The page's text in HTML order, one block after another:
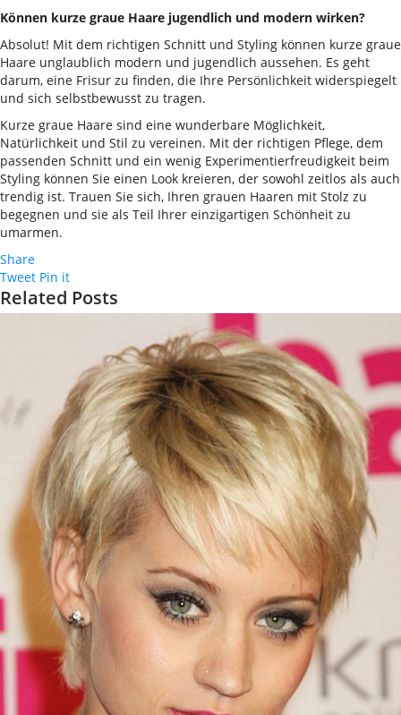
Können kurze graue Haare jugendlich und modern wirken?
Absolut! Mit dem richtigen Schnitt und Styling können kurze graue
Haare unglaublich modern und jugendlich aussehen. Es geht
darum, eine Frisur zu finden, die Ihre Persönlichkeit widerspiegelt
und sich selbstbewusst zu tragen.
Kurze graue Haare sind eine wunderbare Möglichkeit,
Natürlichkeit und Stil zu vereinen. Mit der richtigen Pflege, dem
passenden Schnitt und ein wenig Experimentierfreudigkeit beim
Styling können Sie einen Look kreieren, der sowohl zeitlos als auch
trendig ist. Trauen Sie sich, Ihren grauen Haaren mit Stolz zu
begegnen und sie als Teil Ihrer einzigartigen Schönheit zu
umarmen.
Share
Tweet Pin it
Related Posts